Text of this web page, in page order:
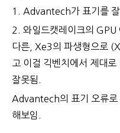
1. Advantech가 표기를 잘
2. 와일드캣레이크의
다른, Xe3의 파생형으로
고 이걸 긱벤치에서 제대
잘못됨.
Advantech의 표기 오류로
해보임.